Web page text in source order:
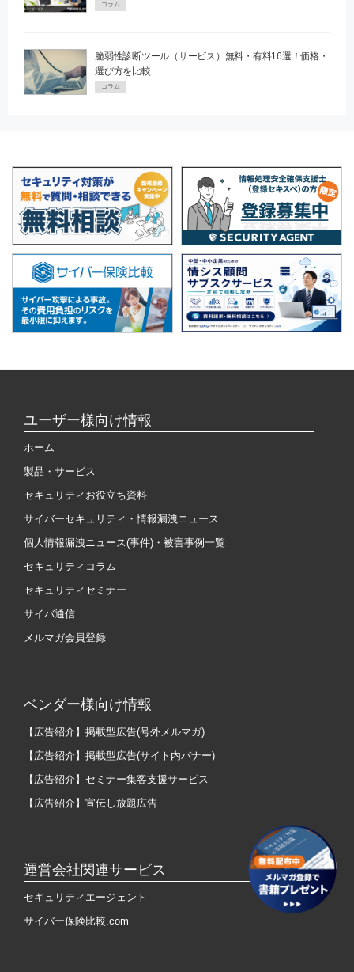
コラム
脆弱性診断ツール（サービス）無料・有料16選！価格・
選び方を比較
コラム
ユーザー様向け情報
ホーム
製品・サービス
セキュリティお役立ち資料
サイバーセキュリティ・情報漏洩ニュース
個人情報漏洩ニュース(事件)・被害事例一覧
セキュリティコラム
セキュリティセミナー
サイバ通信
メルマガ会員登録
ベンダー様向け情報
【広告紹介】掲載型広告(号外メルマガ)
【広告紹介】掲載型広告(サイト内バナー)
【広告紹介】セミナー集客支援サービス
【広告紹介】宣伝し放題広告
運営会社関連サービス
セキュリティエージェント
サイバー保険比較.com